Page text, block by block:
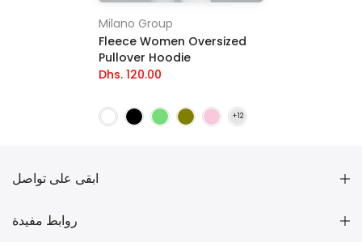
Milano Group
Fleece Women Oversized
Pullover Hoodie
Dhs. 120.00
ابقى على تواصل
روابط مفيدة